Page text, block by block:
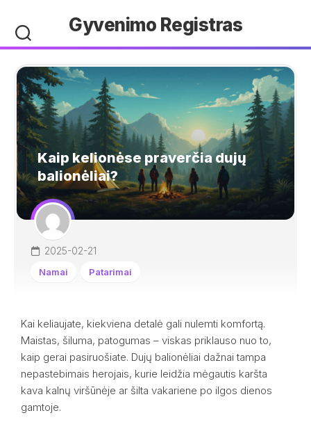
content
Gyvenimo Registras
Kaip kelionėse praverčia dujų
balionėliai?
2025-02-21
Namai Patarimai
Kai keliaujate, kiekviena detalė gali nulemti komfortą.
Maistas, šiluma, patogumas – viskas priklauso nuo to,
kaip gerai pasiruošiate. Dujų balionėliai dažnai tampa
nepastebimais herojais, kurie leidžia mėgautis karšta
kava kalnų viršūnėje ar šilta vakariene po ilgos dienos
gamtoje.